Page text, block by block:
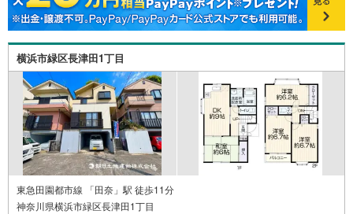
横浜市緑区長津田1丁目
東急田園都市線 「田奈」駅 徒歩11分
神奈川県横浜市緑区長津田1丁目